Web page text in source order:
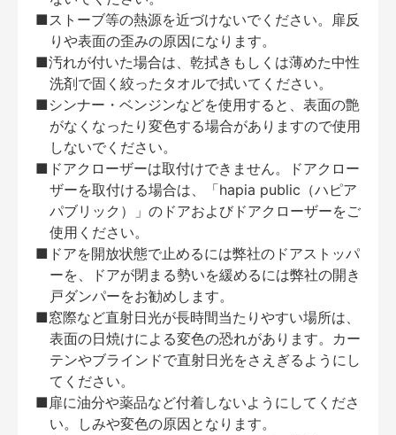
■ストーブ等の熱源を近づけないでください。扉反
りや表面の歪みの原因になります。
■汚れが付いた場合は、乾拭きもしくは薄めた中性
洗剤で固く絞ったタオルで拭いてください。
■シンナー・ベンジンなどを使用すると、表面の艶
がなくなったり変色する場合がありますので使用
しないでください。
■ドアクローザーは取付けできません。ドアクロー
ザーを取付ける場合は、「hapia public（ハピア
パブリック）」のドアおよびドアクローザーをご
使用ください。
■ドアを開放状態で止めるには弊社のドアストッパ
ーを、ドアが閉まる勢いを緩めるには弊社の開き
戸ダンパーをお勧めします。
■窓際など直射日光が長時間当たりやすい場所は、
表面の日焼けによる変色の恐れがあります。カー
テンやブラインドで直射日光をさえぎるようにし
てください。
■扉に油分や薬品など付着しないようにしてくださ
い。しみや変色の原因となります。